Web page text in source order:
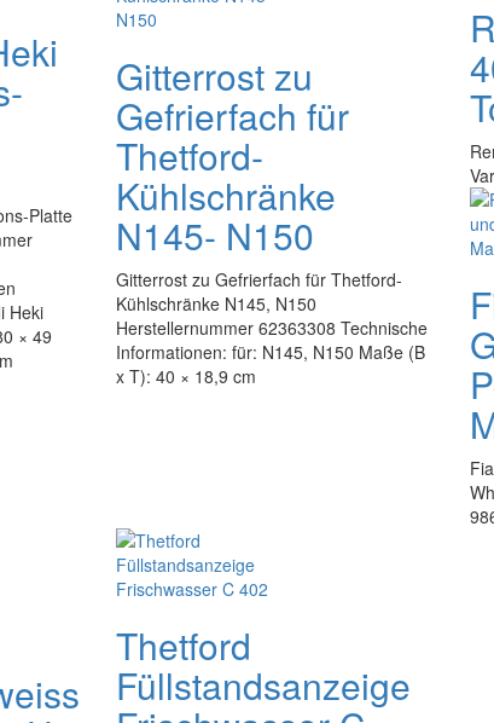
Platte
Heki
× 49
Gitterrost zu
Gefrierfach für
Thetford-
Kühlschränke
N145- N150
Gitterrost zu Gefrierfach für Thetford-
Kühlschränke N145, N150
Herstellernummer 62363308 Technische
Informationen: für: N145, N150 Maße (B
x T): 40 × 18,9 cm
Thetford
Füllstandsanzeige